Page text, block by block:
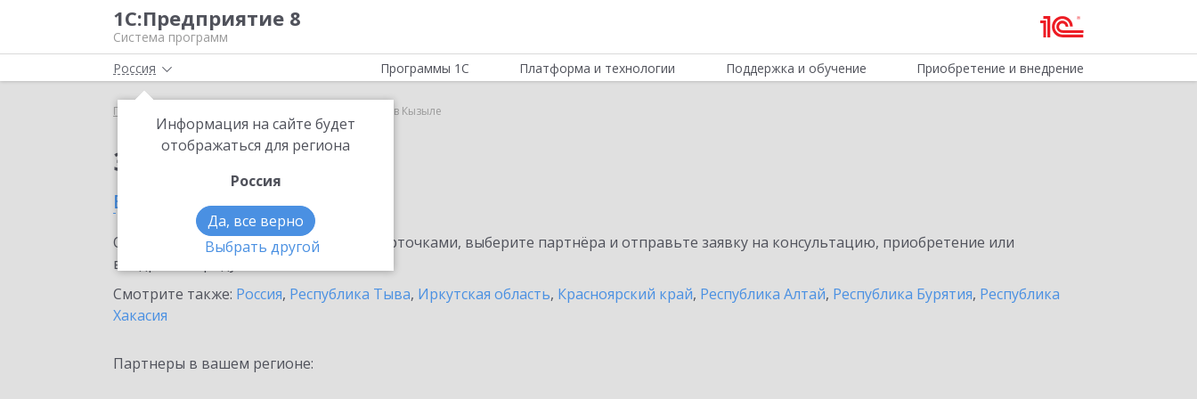
1С:Предприятие 8
Система программ
Россия
Информация на сайте будет
отображаться для региона
Россия
Да, все верно
Выбрать другой
Программы 1С Платформа и технологии Поддержка и обучение Приобретение и внедрение
Главная 1С:Курьер в Кызыле
Заказать 1С:Курьер
в Кызыле
Ознакомьтесь с информационными карточками, выберите партнёра и отправьте заявку на консультацию, приобретение или
внедрение продукта.
Смотрите также: Россия, Республика Тыва, Иркутская область, Красноярский край, Республика Алтай, Республика Бурятия, Республика
Хакасия
Партнеры в вашем регионе: